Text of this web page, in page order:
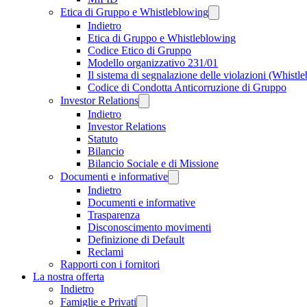
Etica di Gruppo e Whistleblowing
Indietro
Etica di Gruppo e Whistleblowing
Codice Etico di Gruppo
Modello organizzativo 231/01
Il sistema di segnalazione delle violazioni
Codice di Condotta Anticorruzione di Gruppo
Investor Relations
Indietro
Investor Relations
Statuto
Bilancio
Bilancio Sociale e di Missione
Documenti e informative
Indietro
Documenti e informative
Trasparenza
Disconoscimento movimenti
Definizione di Default
Reclami
Rapporti con i fornitori
La nostra offerta
Indietro
Famiglie e Privati